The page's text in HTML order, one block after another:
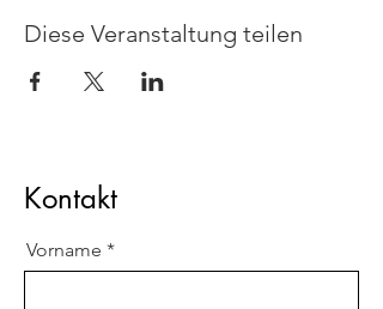
Diese Veranstaltung teilen
Kontakt
Vorname